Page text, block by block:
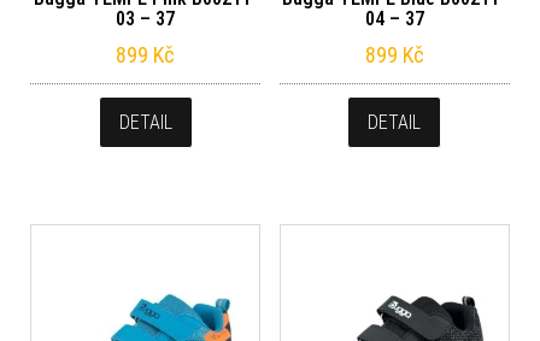
03 – 37
899 Kč
DETAIL
04 – 37
899 Kč
DETAIL